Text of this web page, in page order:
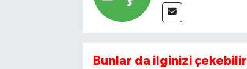
Bunlar da ilginizi çekebilir